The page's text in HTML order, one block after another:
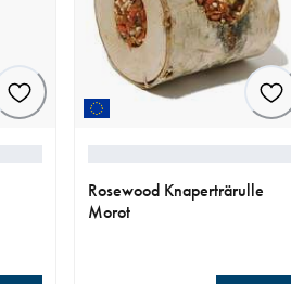
Rosewood Knaperträrulle
Morot